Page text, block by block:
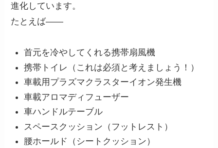
進化しています。
たとえば――
首元を冷やしてくれる携帯扇風機
携帯トイレ（これは必須と考えましょう！）
車載用プラズマクラスターイオン発生機
車載アロマディフューザー
車ハンドルテーブル
スペースクッション（フットレスト）
腰ホールド（シートクッション）